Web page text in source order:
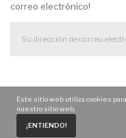
Home
correo electrónico!
Este sitio web utiliza cookies
nuestro sitio web.
¡ENTIENDO!